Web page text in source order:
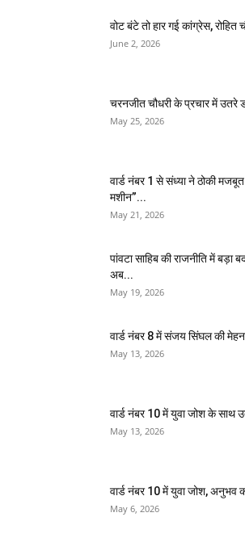
वोट बंटे तो हार गई कांग्रेस, रोहित
June 2, 2026
चरनजीत चौधरी के प्रचार में उतरे
May 25, 2026
वार्ड नंबर 1 से संध्या ने ठोकी मजबूत
मशीन”...
May 21, 2026
पांवटा साहिब की राजनीति में बड़ा
अब...
May 19, 2026
वार्ड नंबर 8 में संजय सिंघल की
May 13, 2026
वार्ड नंबर 10 में युवा जोश के साथ
May 13, 2026
वार्ड नंबर 10 में युवा जोश, अनुभव
May 6, 2026